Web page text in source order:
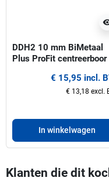
DDH2 10 mm BiMetaal
Plus ProFit centreerboor
€ 15,95 incl.
€ 13,18 excl.
In winkelwagen
Klanten die dit